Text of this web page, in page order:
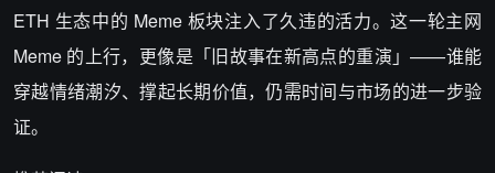
ETH 生态中的 Meme 板块注入了久违的活力。这一轮主网
Meme 的上行，更像是「旧故事在新高点的重演」——谁能
穿越情绪潮汐、撑起长期价值，仍需时间与市场的进一步验
证。